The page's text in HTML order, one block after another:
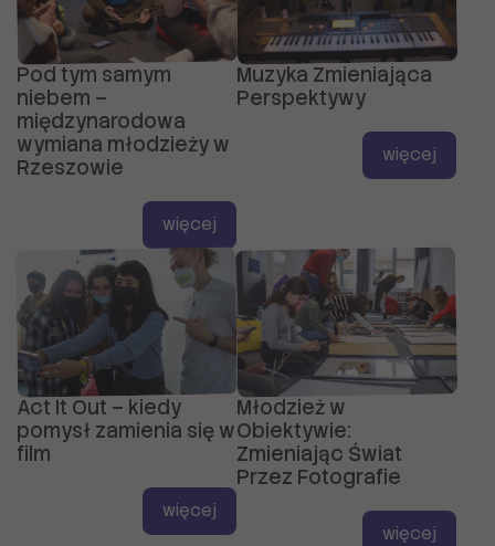
Pod tym samym
niebem –
międzynarodowa
wymiana młodzieży w
Rzeszowie
więcej
Muzyka Zmieniająca
Perspektywy
więcej
Act It Out – kiedy
pomysł zamienia się w
film
więcej
Młodzież w
Obiektywie:
Zmieniając Świat
Przez Fotografie
więcej